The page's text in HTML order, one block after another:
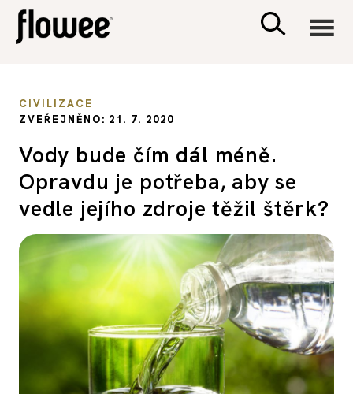
PSYCHOLOGIE
SEX A VZTAHY
PORADNA
CIVILIZACE
ZVEŘEJNĚNO: 21. 7. 2020
Vody bude čím dál méně.
Opravdu je potřeba, aby se
vedle jejího zdroje těžil štěrk?